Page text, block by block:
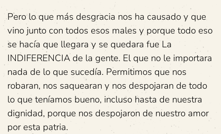
Pero lo que más desgracia nos ha causado y que
vino junto con todos esos males y porque todo eso
se hacía que llegara y se quedara fue La
INDIFERENCIA de la gente. El que no le importara
nada de lo que sucedía. Permitimos que nos
robaran, nos saquearan y nos despojaran de todo
lo que teníamos bueno, incluso hasta de nuestra
dignidad, porque nos despojaron de nuestro amor
por esta patria.